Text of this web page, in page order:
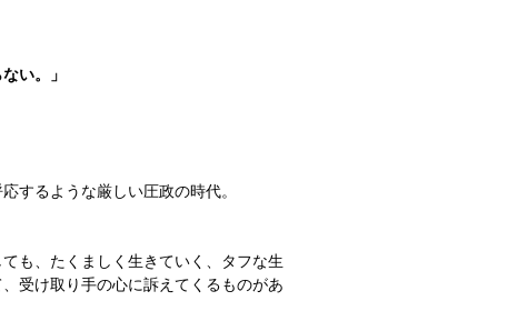
い。」
するような厳しい圧政の時代。
も、たくましく生きていく、タフな生
受け取り手の心に訴えてくるものがあ